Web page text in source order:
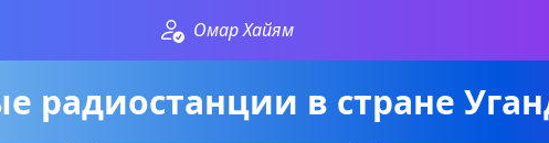
Омар Хайям
радиостанции в стране